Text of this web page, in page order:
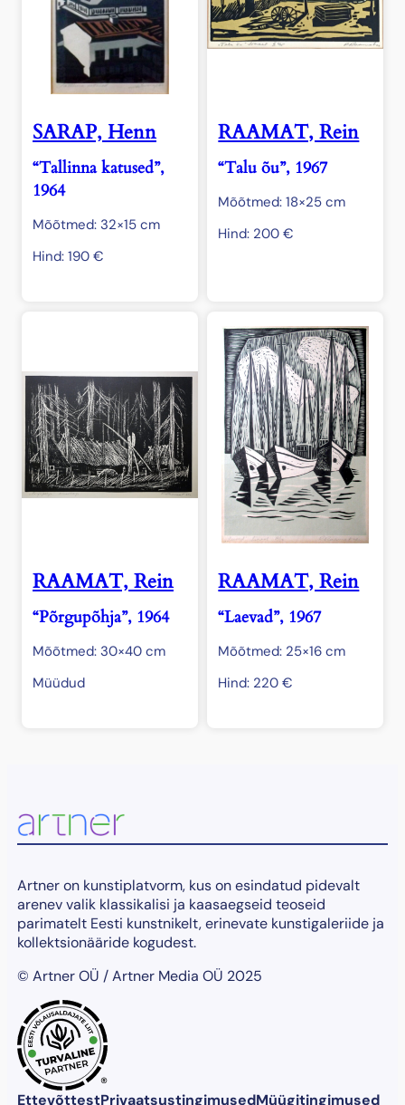
SARAP, Henn
“Tallinna katused”,
1964
Mõõtmed: 32×15 cm
Hind: 190 €
RAAMAT, Rein
“Talu õu”, 1967
Mõõtmed: 18×25 cm
Hind: 200€
RAAMAT, Rein
“Põrgupõhja”, 1964
Mõõtmed: 30×40 cm
Müüdud
RAAMAT, Rein
“Laevad”, 1967
Mõõtmed: 25×16 cm
Hind: 220€
Artner on kunstiplatvorm, kus on esindatud pidevalt
arenev valik klassikalisi ja kaasaegseid teoseid
parimatelt Eesti kunstnikelt, erinevate kunstigaleriide ja
kollektsionääride kogudest.
© Artner OÜ / Artner Media OÜ 2025
®
EttevõttestPrivaatsustingimusedMüügitingimused